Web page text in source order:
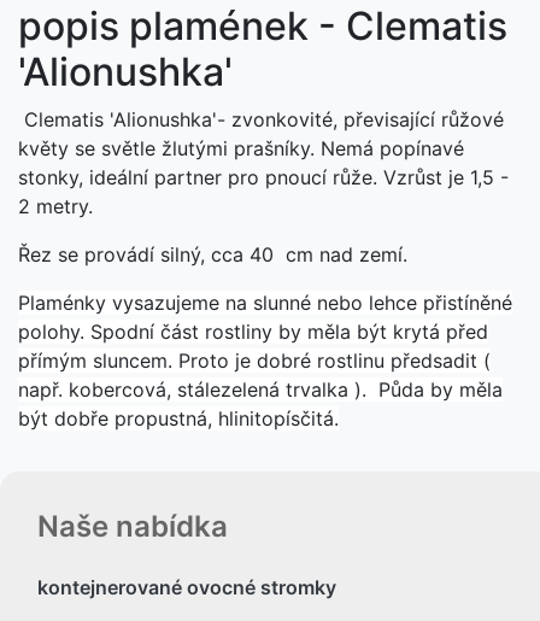
Naše nabídka
kontejnerované ovocné stromky
popis plamének - Clematis
'Alionushka'
Clematis 'Alionushka'- zvonkovité, převisající růžové
květy se světle žlutými prašníky. Nemá popínavé
stonky, ideální partner pro pnoucí růže. Vzrůst je 1,5 -
2 metry.
Řez se provádí silný, cca 40 cm nad zemí.
Plaménky vysazujeme na slunné nebo lehce přistíněné
polohy. Spodní část rostliny by měla být krytá před
přímým sluncem. Proto je dobré rostlinu předsadit (
např. kobercová, stálezelená trvalka ). Půda by měla
být dobře propustná, hlinitopísčitá.